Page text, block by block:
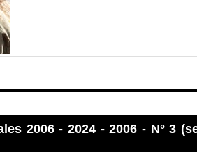
2006 - 2024 -2006 - N° 3